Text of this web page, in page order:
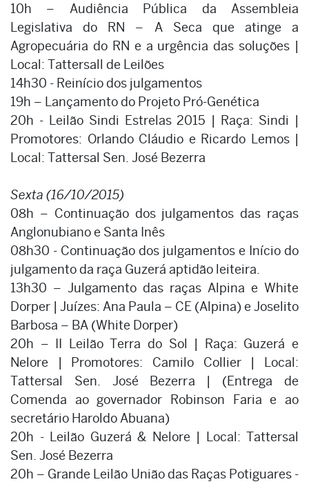
10h – Audiência Pública da Assembleia
Legislativa do RN – A Seca que atinge a
Agropecuária do RN e a urgência das soluções |
Local: Tattersall de Leilões
14h30 - Reinício dos julgamentos
19h – Lançamento do Projeto Pró-Genética
20h - Leilão Sindi Estrelas 2015 | Raça: Sindi |
Promotores: Orlando Cláudio e Ricardo Lemos |
Local: Tattersal Sen. José Bezerra
Sexta (16/10/2015)
08h – Continuação dos julgamentos das raças
Anglonubiano e Santa Inês
08h30 - Continuação dos julgamentos e Início do
julgamento da raça Guzerá aptidão leiteira.
13h30 – Julgamento das raças Alpina e White
Dorper | Juízes: Ana Paula – CE (Alpina) e Joselito
Barbosa – BA (White Dorper)
20h – II Leilão Terra do Sol | Raça: Guzerá e
Nelore | Promotores: Camilo Collier | Local:
Tattersal Sen. José Bezerra | (Entrega de
Comenda ao governador Robinson Faria e ao
secretário Haroldo Abuana)
20h - Leilão Guzerá & Nelore | Local: Tattersal
Sen. José Bezerra
20h – Grande Leilão União das Raças Potiguares -